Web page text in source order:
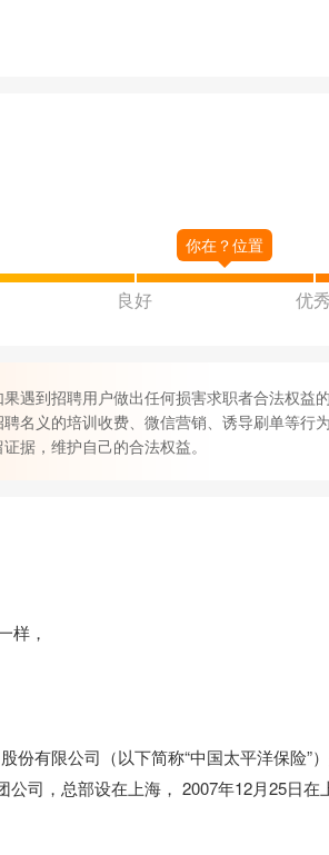
良好 优秀
遇到招聘用户做出任何损害求职者合法权益
名义的培训收费、微信营销、诱导刷单等行
据，维护自己的合法权益。
，
有限公司（以下简称“中国太平洋保险”
司，总部设在上海， 2007年12月25日